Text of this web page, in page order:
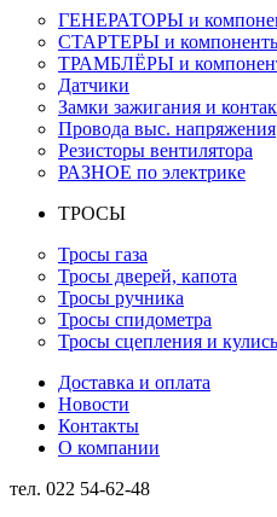
ГЕНЕРАТОРЫ и
СТАРТЕРЫ и
ТРАМБЛЁРЫ и
Датчики
Замки зажигания и
Провода выс. напряжения
Резисторы вентилятора
РАЗНОЕ по электрике
ТРОСЫ
Тросы газа
Тросы дверей, капота
Тросы ручника
Тросы спидометра
Тросы сцепления и
Доставка и оплата
Новости
Контакты
О компании
тел. 022 54-62-48